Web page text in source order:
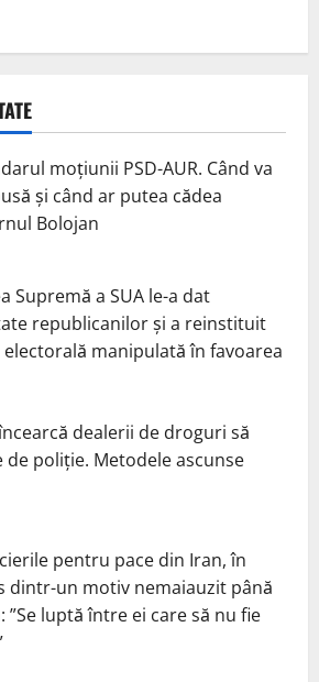
moțiunii PSD-AUR. Când va
și când ar putea cădea
Bolojan
Supremă a SUA le-a dat
republicanilor și a reinstituit
manipulată în favoarea
dealerii de droguri să
de poliție. Metodele ascunse
pentru pace din Iran, în
dintr-un motiv nemaiauzit până
”Se luptă între ei care să nu fie